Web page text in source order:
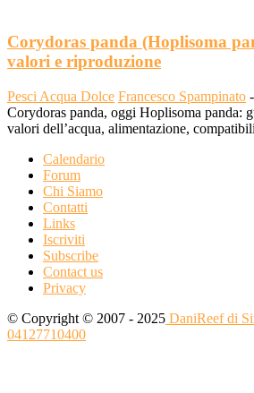
Corydoras panda (Hoplisoma
valori e riproduzione
Pesci Acqua Dolce Francesco Spampinato -
Corydoras panda, oggi Hoplisoma panda:
valori dell’acqua, alimentazione,
Calendario
Forum
Chi Siamo
Contatti
Links
Iscriviti
Subscribe
Contact us
Privacy
© Copyright © 2007 - 2025 DaniReef di
04127710400